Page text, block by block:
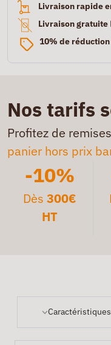
Livraison rapide
Livraison gratuite
10% de réduction
Nos tarifs
Profitez de
panier hors prix
-10%
Dès300€
HT
Caractéristiques